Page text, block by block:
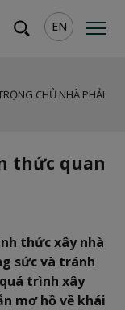
EN
CHỦ NHÀ PHẢI
thức quan
thức xây nhà
sức và tránh
trình xây
mơ hồ về khái